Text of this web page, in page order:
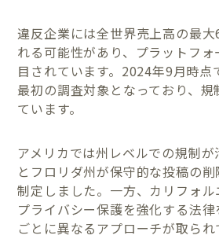
違反企業には全世界売上高の最
れる可能性があり、プラットフ
目されています。2024年9月時
最初の調査対象となっており、
ています。
アメリカでは州レベルでの規制
とフロリダ州が保守的な投稿の
制定しました。一方、カリフォ
プライバシー保護を強化する法
ごとに異なるアプローチが取られ